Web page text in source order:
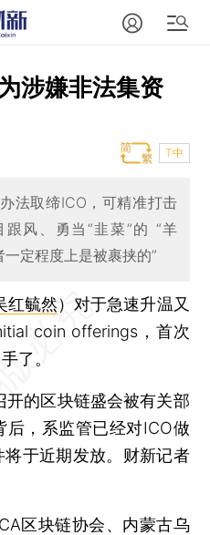
涉嫌非法集资
T中
法取缔ICO，可精准打击
跟风、勇当“韭菜”的 “羊
定程度上是被裹挟的”
红毓然） 对于急速升温又
coin offerings，首次
了。
的区块链盛会被有关部
，系监管已经对ICO做
于近期发放。财新记者
区块链协会、内蒙古乌